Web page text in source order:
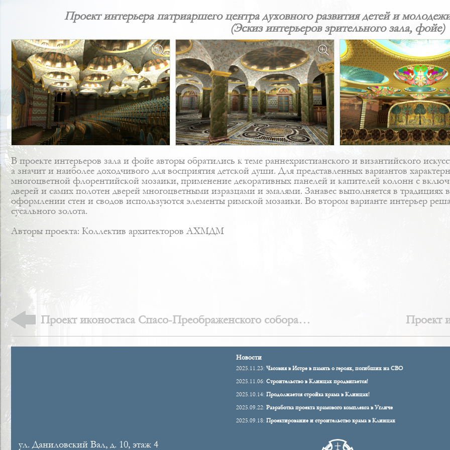
Проект интерьера патриаршего центра духовного развития детей и
(Эскиз интерьеров зрительного зала, фойе)
В проекте интерьеров зала и фойе авторы обратились к теме раннехристианского и византийского
а значит и наиболее доходчивого для восприятия детской души. Для представленных вариантов
многоцветной флорентийской мозаики, применение декоративных панелей и капителей колонн с
дверей и самих полотен дверей многоцветными изразцами и эмалями. Занавес выполняется в традициях
оформлении стен и сводов используются элементы римской мозаики. Во втором варианте интерьер
сусального золота.
Авторы проекта: Коллектив архитекторов АХМДМ
Проект иконостаса Спасо-Преображенского собора
Проект
Новости
2025.11.23:Часовня в Истре в память о героях, погибших на СВО
2025.11.06:Строительство в Клинцах продвигается!
2025.10.14:Продолжается стройка храма в Клинцах!
2025.09.22:Разработка проекта храмового комплекса в Угличе
2025.09.18:Проектирование и строительство храма в Клинцах
ул. Даниловский Вал, д. 10, этаж 4